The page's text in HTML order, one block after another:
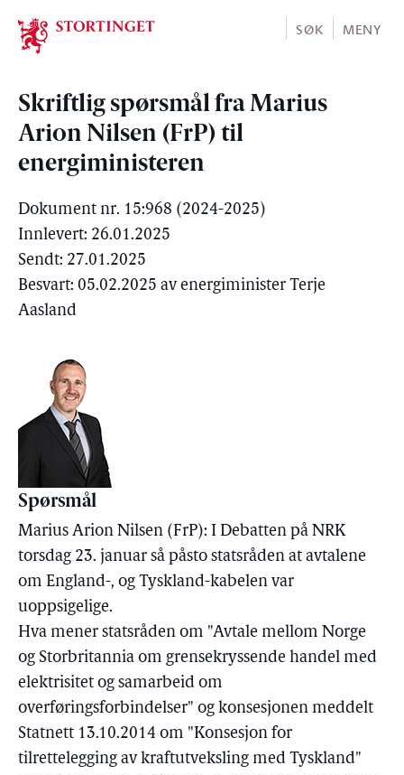
Stortinget.no
SØK MENY
Skriftlig spørsmål fra Marius
Arion Nilsen (FrP) til
energiministeren
Dokument nr. 15:968 (2024-2025)
Innlevert: 26.01.2025
Sendt: 27.01.2025
Besvart: 05.02.2025 av energiminister Terje
Aasland
Spørsmål
Marius Arion Nilsen (FrP): I Debatten på NRK
torsdag 23. januar så påsto statsråden at avtalene
om England-, og Tyskland-kabelen var
uoppsigelige.
Hva mener statsråden om "Avtale mellom Norge
og Storbritannia om grensekryssende handel med
elektrisitet og samarbeid om
overføringsforbindelser" og konsesjonen meddelt
Statnett 13.10.2014 om "Konsesjon for
tilrettelegging av kraftutveksling med Tyskland"